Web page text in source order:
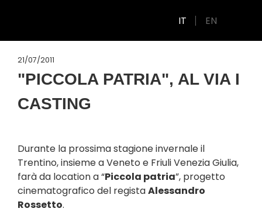
IT EN
21/07/2011
"PICCOLA PATRIA", AL VIA I
CASTING
Durante la prossima stagione invernale il
Trentino, insieme a Veneto e Friuli Venezia Giulia,
farà da location a “Piccola patria”, progetto
cinematografico del registaAlessandro
Rossetto.